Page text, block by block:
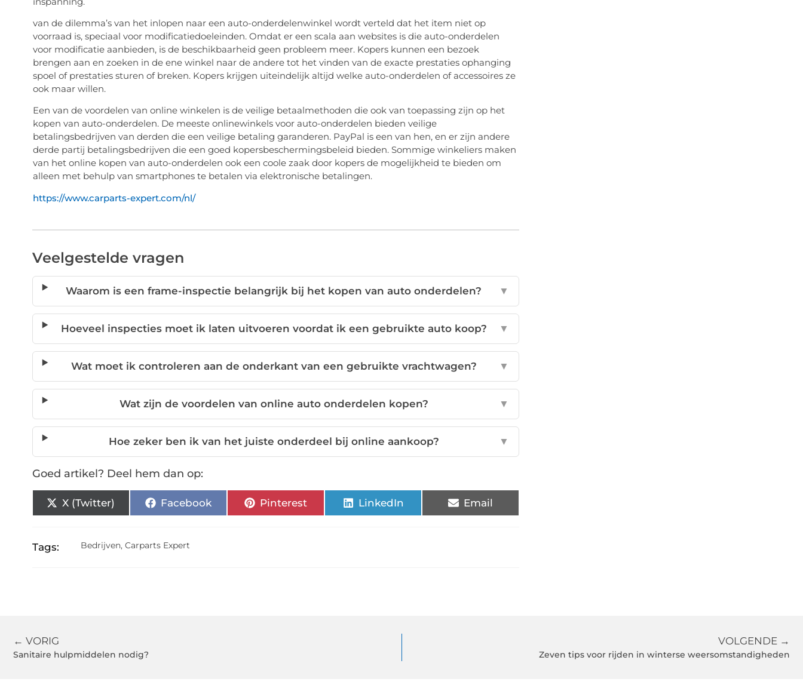
van de dilemma’s van het inlopen naar een auto-onderdelenwinkel wordt verteld dat het item niet op
voorraad is, speciaal voor modificatiedoeleinden. Omdat er een scala aan websites is die auto-onderdelen
voor modificatie aanbieden, is de beschikbaarheid geen probleem meer. Kopers kunnen een bezoek
brengen aan en zoeken in de ene winkel naar de andere tot het vinden van de exacte prestaties ophanging
spoel of prestaties sturen of breken. Kopers krijgen uiteindelijk altijd welke auto-onderdelen of accessoires ze
ook maar willen.
Een van de voordelen van online winkelen is de veilige betaalmethoden die ook van toepassing zijn op het
kopen van auto-onderdelen. De meeste onlinewinkels voor auto-onderdelen bieden veilige
betalingsbedrijven van derden die een veilige betaling garanderen. PayPal is een van hen, en er zijn andere
derde partij betalingsbedrijven die een goed kopersbeschermingsbeleid bieden. Sommige winkeliers maken
van het online kopen van auto-onderdelen ook een coole zaak door kopers de mogelijkheid te bieden om
alleen met behulp van smartphones te betalen via elektronische betalingen.
https://www.carparts-expert.com/nl/
Veelgestelde vragen
Waarom is een frame-inspectie belangrijk bij het kopen van auto onderdelen? ▼
Hoeveel inspecties moet ik laten uitvoeren voordat ik een gebruikte auto koop? ▼
Wat moet ik controleren aan de onderkant van een gebruikte vrachtwagen? ▼
Wat zijn de voordelen van online auto onderdelen kopen? ▼
Hoe zeker ben ik van het juiste onderdeel bij online aankoop? ▼
Goed artikel? Deel hem dan op:
X (Twitter) Facebook Pinterest LinkedIn Email
Tags: Bedrijven,Carparts Expert
← VORIG
Sanitaire hulpmiddelen nodig?
VOLGENDE →
Zeven tips voor rijden in winterse weersomstandigheden